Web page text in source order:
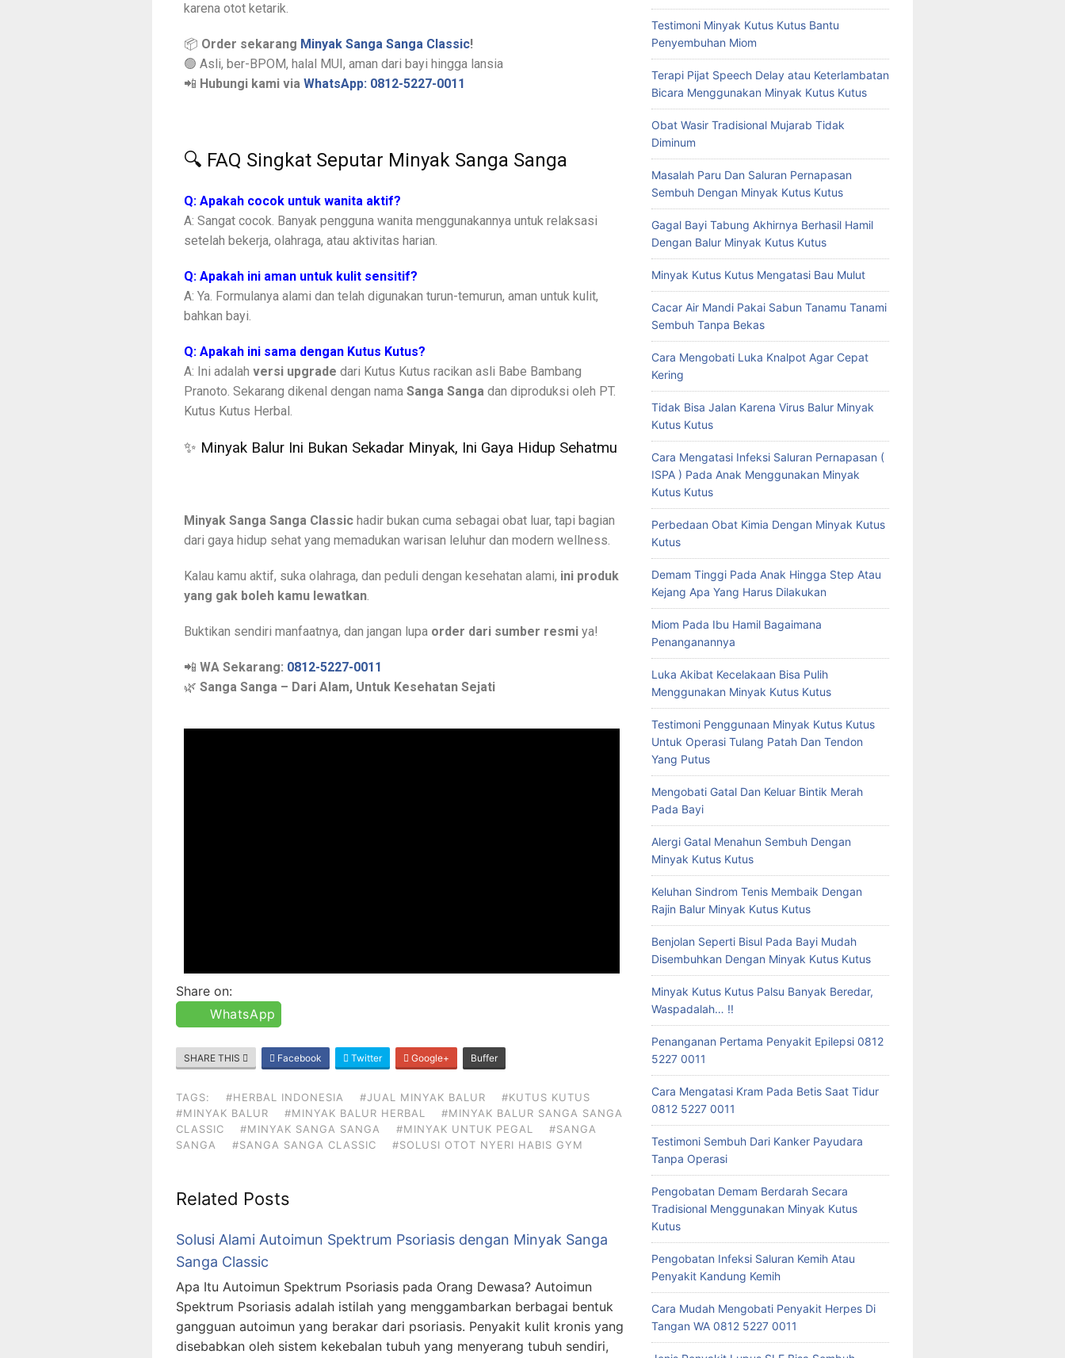
karena otot ketarik.
📦 Order sekarang Minyak Sanga Sanga Classic!
🟢 Asli, ber-BPOM, halal MUI, aman dari bayi hingga lansia
📲 Hubungi kami via WhatsApp: 0812-5227-0011
🔍 FAQ Singkat Seputar Minyak Sanga Sanga
Q: Apakah cocok untuk wanita aktif?
A: Sangat cocok. Banyak pengguna wanita menggunakannya untuk relaksasi
setelah bekerja, olahraga, atau aktivitas harian.
Q: Apakah ini aman untuk kulit sensitif?
A: Ya. Formulanya alami dan telah digunakan turun-temurun, aman untuk kulit,
bahkan bayi.
Q: Apakah ini sama dengan Kutus Kutus?
A: Ini adalah versi upgrade dari Kutus Kutus racikan asli Babe Bambang
Pranoto. Sekarang dikenal dengan nama Sanga Sanga dan diproduksi oleh PT.
Kutus Kutus Herbal.
✨ Minyak Balur Ini Bukan Sekadar Minyak, Ini Gaya Hidup Sehatmu
Minyak Sanga Sanga Classic hadir bukan cuma sebagai obat luar, tapi bagian
dari gaya hidup sehat yang memadukan warisan leluhur dan modern wellness.
Kalau kamu aktif, suka olahraga, dan peduli dengan kesehatan alami, ini produk
yang gak boleh kamu lewatkan.
Buktikan sendiri manfaatnya, dan jangan lupa order dari sumber resmi ya!
📲 WA Sekarang: 0812-5227-0011
🌿 Sanga Sanga – Dari Alam, Untuk Kesehatan Sejati
Share on:
WhatsApp
SHARE THIS Facebook Twitter Google+ Buffer
TAGS: #HERBAL INDONESIA #JUAL MINYAK BALUR
#KUTUS KUTUS
#MINYAK BALUR
#MINYAK BALUR HERBAL
#MINYAK BALUR SANGA SANGA
CLASSIC
#MINYAK SANGA SANGA #MINYAK UNTUK PEGAL
#SANGA
SANGA
#SANGA SANGA CLASSIC #SOLUSI OTOT NYERI HABIS GYM
Related Posts
Solusi Alami Autoimun Spektrum Psoriasis dengan Minyak Sanga
Sanga Classic
Apa Itu Autoimun Spektrum Psoriasis pada Orang Dewasa? Autoimun
Spektrum Psoriasis adalah istilah yang menggambarkan berbagai bentuk
gangguan autoimun yang berakar dari psoriasis. Penyakit kulit kronis yang
disebabkan oleh sistem kekebalan tubuh yang menyerang tubuh sendiri,
Testimoni Minyak Kutus Kutus Bantu
Penyembuhan Miom
Terapi Pijat Speech Delay atau Keterlambatan
Bicara Menggunakan Minyak Kutus Kutus
Obat Wasir Tradisional Mujarab Tidak
Diminum
Masalah Paru Dan Saluran Pernapasan
Sembuh Dengan Minyak Kutus Kutus
Gagal Bayi Tabung Akhirnya Berhasil Hamil
Dengan Balur Minyak Kutus Kutus
Minyak Kutus Kutus Mengatasi Bau Mulut
Cacar Air Mandi Pakai Sabun Tanamu Tanami
Sembuh Tanpa Bekas
Cara Mengobati Luka Knalpot Agar Cepat
Kering
Tidak Bisa Jalan Karena Virus Balur Minyak
Kutus Kutus
Cara Mengatasi Infeksi Saluran Pernapasan (
ISPA ) Pada Anak Menggunakan Minyak
Kutus Kutus
Perbedaan Obat Kimia Dengan Minyak Kutus
Kutus
Demam Tinggi Pada Anak Hingga Step Atau
Kejang Apa Yang Harus Dilakukan
Miom Pada Ibu Hamil Bagaimana
Penanganannya
Luka Akibat Kecelakaan Bisa Pulih
Menggunakan Minyak Kutus Kutus
Testimoni Penggunaan Minyak Kutus Kutus
Untuk Operasi Tulang Patah Dan Tendon
Yang Putus
Mengobati Gatal Dan Keluar Bintik Merah
Pada Bayi
Alergi Gatal Menahun Sembuh Dengan
Minyak Kutus Kutus
Keluhan Sindrom Tenis Membaik Dengan
Rajin Balur Minyak Kutus Kutus
Benjolan Seperti Bisul Pada Bayi Mudah
Disembuhkan Dengan Minyak Kutus Kutus
Minyak Kutus Kutus Palsu Banyak Beredar,
Waspadalah… !!
Penanganan Pertama Penyakit Epilepsi 0812
5227 0011
Cara Mengatasi Kram Pada Betis Saat Tidur
0812 5227 0011
Testimoni Sembuh Dari Kanker Payudara
Tanpa Operasi
Pengobatan Demam Berdarah Secara
Tradisional Menggunakan Minyak Kutus
Kutus
Pengobatan Infeksi Saluran Kemih Atau
Penyakit Kandung Kemih
Cara Mudah Mengobati Penyakit Herpes Di
Tangan WA 0812 5227 0011